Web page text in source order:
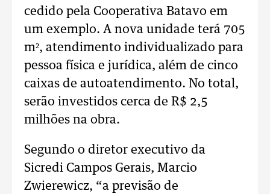
cedido pela Cooperativa Batavo em
um exemplo. A nova unidade terá 705
m², atendimento individualizado para
pessoa física e jurídica, além de cinco
caixas de autoatendimento. No total,
serão investidos cerca de R$ 2,5
milhões na obra.
Segundo o diretor executivo da
Sicredi Campos Gerais, Marcio
Zwierewicz, “a previsão de